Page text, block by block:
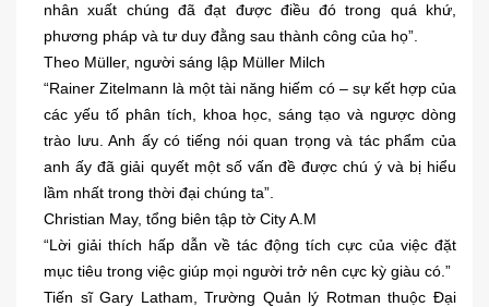
nhân xuất chúng đã đạt được điều đó trong quá khứ,
phương pháp và tư duy đằng sau thành công của họ”.
Theo Müller, người sáng lập Müller Milch
“Rainer Zitelmann là một tài năng hiếm có – sự kết hợp của
các yếu tố phân tích, khoa học, sáng tạo và ngược dòng
trào lưu. Anh ấy có tiếng nói quan trọng và tác phẩm của
anh ấy đã giải quyết một số vấn đề được chú ý và bị hiểu
lầm nhất trong thời đại chúng ta”.
Christian May, tổng biên tập tờ City A.M
“Lời giải thích hấp dẫn về tác động tích cực của việc đặt
mục tiêu trong việc giúp mọi người trở nên cực kỳ giàu có.”
Tiến sĩ Gary Latham, Trường Quản lý Rotman thuộc Đại